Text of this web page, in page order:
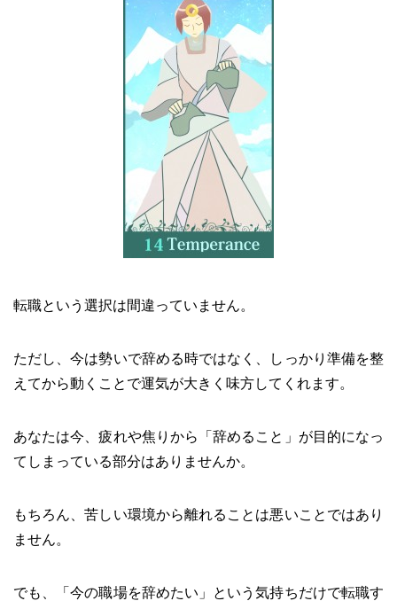
転職という選択は間違っていません。
ただし、今は勢いで辞める時ではなく、しっかり準備を整
えてから動くことで運気が大きく味方してくれます。
あなたは今、疲れや焦りから「辞めること」が目的になっ
てしまっている部分はありませんか。
もちろん、苦しい環境から離れることは悪いことではあり
ません。
でも、「今の職場を辞めたい」という気持ちだけで転職す